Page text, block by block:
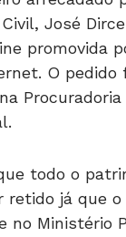
José
promovida
O pedido
todo o
retido já que
no Ministério